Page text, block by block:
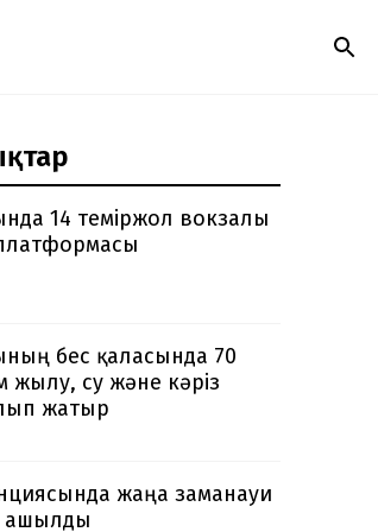
14 теміржол вокзалы
бес қаласында 70
су және кәріз
жатыр
жаңа заманауи
ашылды